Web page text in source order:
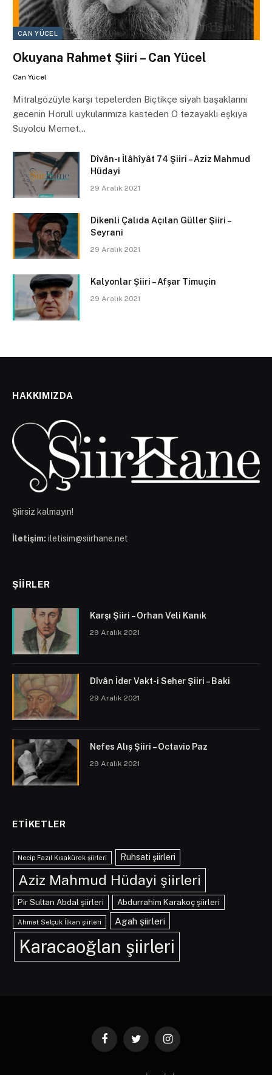
CAN YÜCEL
Okuyana Rahmet Şiiri – Can Yücel
Can Yücel
Mitralgözüyle karşı tepelerden Biçtikçe siyah başaklarını
gecenin Horull uykularımıza kasteden O tezayaklı eşkıya
Suyolcu Memet…
Dîvân-ı İlâhîyât 74 Şiiri – Aziz Mahmud
Hüdayi
29 Aralık 2021
Dikenli Çalıda Açılan Güller Şiiri –
Seyrani
29 Aralık 2021
Kalyonlar Şiiri – Afşar Timuçin
29 Aralık 2021
HAKKIMIZDA
Şiirsiz kalmayın!
İletişim: iletisim@siirhane.net
ŞIIRLER
Karşı Şiiri – Orhan Veli Kanık
29 Aralık 2021
Dîvân İder Vakt-i Seher Şiiri – Baki
29 Aralık 2021
Nefes Alış Şiiri – Octavio Paz
29 Aralık 2021
ETIKETLER
Necip Fazıl Kısakürek şiirleri Ruhsati şiirleri
Aziz Mahmud Hüdayi şiirleri
Pir Sultan Abdal şiirleri Abdurrahim Karakoç şiirleri
Ahmet Selçuk İlkan şiirleri Agah şiirleri
Karacaoğlan şiirleri
FacebookTwitter Instagram